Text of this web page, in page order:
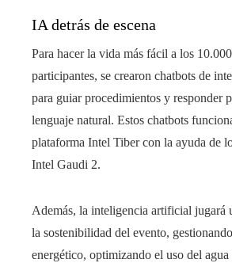
IA detrás de escena
Para hacer la vida más fácil a los
participantes, se crearon chatbots de
para guiar procedimientos y responder
lenguaje natural. Estos chatbots
plataforma Intel Tiber con la ayuda de
Intel Gaudi 2.
Además, la inteligencia artificial jugará
la sostenibilidad del evento,
energético, optimizando el uso del